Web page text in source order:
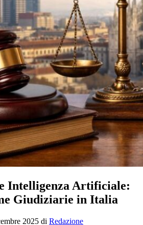
Intelligenza Artificiale:
Giudiziarie in Italia
2025 di Redazione